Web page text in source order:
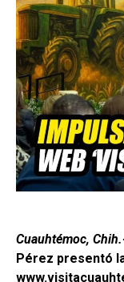
Cuauhtémoc,
Pérez presentó